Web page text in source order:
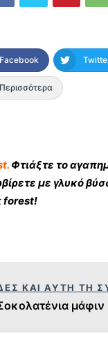
Facebook
Περισσότερα
Φτιάξτε το
με γλυκό
forest!
ΚΑΙ ΑΥΤΗ ΤΗ
μάφιν